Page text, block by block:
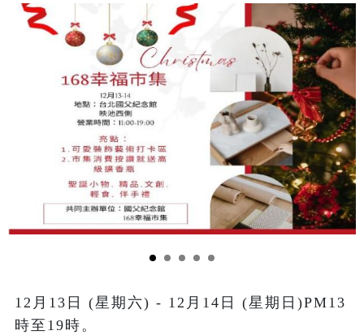
12月13日 (星期六) - 12月14日 (星期日)PM13
時至19時。